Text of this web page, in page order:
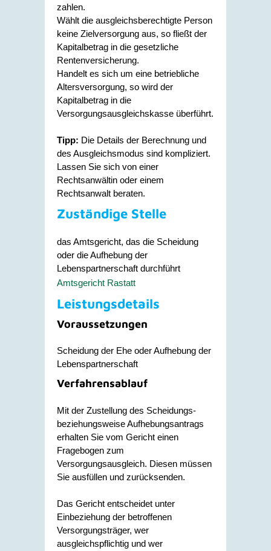
zahlen.
Wählt die ausgleichsberechtigte Person
keine Zielversorgung aus, so fließt der
Kapitalbetrag in die gesetzliche
Rentenversicherung.
Handelt es sich um eine betriebliche
Altersversorgung, so wird der
Kapitalbetrag in die
Versorgungsausgleichskasse überführt.
Tipp: Die Details der Berechnung und
des Ausgleichsmodus sind kompliziert.
Lassen Sie sich von einer
Rechtsanwältin oder einem
Rechtsanwalt beraten.
Zuständige Stelle
das Amtsgericht, das die Scheidung
oder die Aufhebung der
Lebenspartnerschaft durchführt
Amtsgericht Rastatt
Leistungsdetails
Voraussetzungen
Scheidung der Ehe oder Aufhebung der
Lebenspartnerschaft
Verfahrensablauf
Mit der Zustellung des Scheidungs-
beziehungsweise Aufhebungsantrags
erhalten Sie vom Gericht einen
Fragebogen zum
Versorgungsausgleich. Diesen müssen
Sie ausfüllen und zurücksenden.
Das Gericht entscheidet unter
Einbeziehung der betroffenen
Versorgungsträger, wer
ausgleichspflichtig und wer